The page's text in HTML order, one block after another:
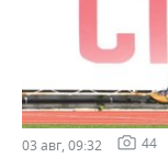
03 авг, 09:32 44